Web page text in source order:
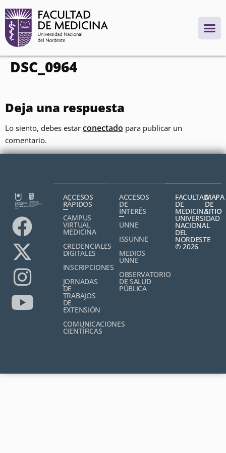
contenido
DSC_0964
Deja una respuesta
Lo siento, debes estar conectado para publicar un
comentario.
ACCESOS
RÁPIDOS
CAMPUS
VIRTUAL
MEDICINA
CREDENCIALES
DIGITALES
INSCRIPCIONES
JORNADAS
DE
TRABAJOS
DE
EXTENSIÓN
COMUNICACIONES
CIENTÍFICAS
ACCESOS
DE
INTERÉS
UNNE
ISSUNNE
MEDIOS
UNNE
OBSERVATORIO
DE SALUD
PÚBLICA
FACULTAD
DE
MEDICINA,
UNIVERSIDAD
NACIONAL
DEL
NORDESTE
© 2026
MAPA
DE
SITIO